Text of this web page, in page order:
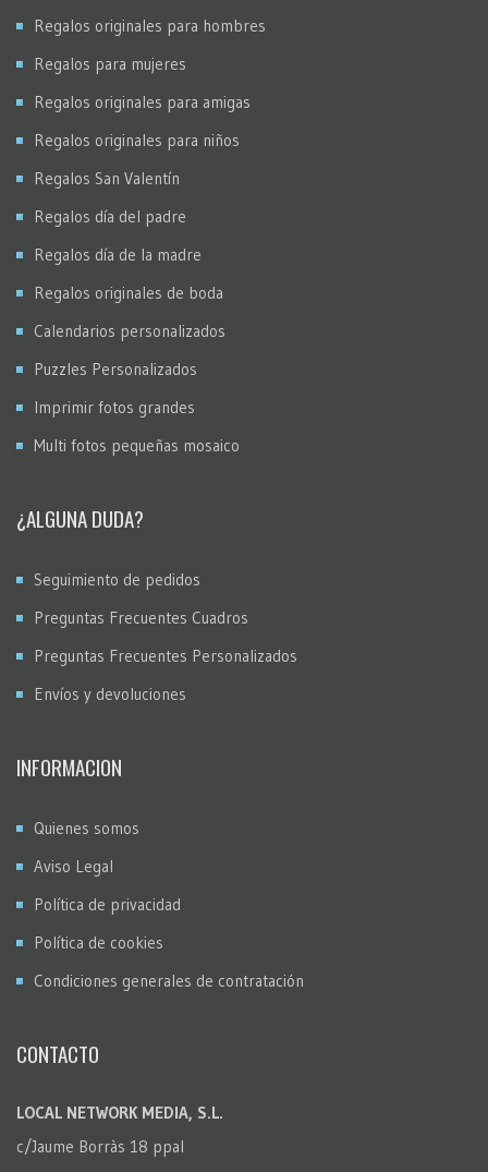
Regalos originales para hombres
Regalos para mujeres
Regalos originales para amigas
Regalos originales para niños
Regalos San Valentín
Regalos día del padre
Regalos día de la madre
Regalos originales de boda
Calendarios personalizados
Puzzles Personalizados
Imprimir fotos grandes
Multi fotos pequeñas mosaico
¿ALGUNA DUDA?
Seguimiento de pedidos
Preguntas Frecuentes Cuadros
Preguntas Frecuentes Personalizados
Envíos y devoluciones
INFORMACION
Quienes somos
Aviso Legal
Política de privacidad
Política de cookies
Condiciones generales de contratación
CONTACTO
LOCAL NETWORK MEDIA, S.L.
c/Jaume Borràs 18 ppal